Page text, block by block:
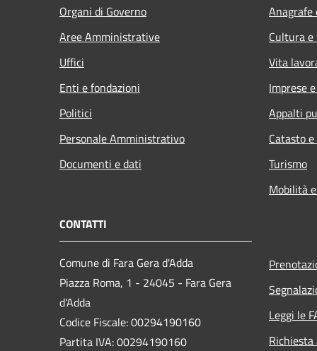
Organi di Governo
Aree Amministrative
Uffici
Enti e fondazioni
Politici
Personale Amministrativo
Documenti e dati
Cultura
Vita
Imprese
Appalti
Catasto
Turismo
Mobilità
CONTATTI
Comune di Fara Gera d'Adda
Piazza Roma, 1 - 24045 - Fara Gera
d'Adda
Codice Fiscale: 00294190160
Partita IVA: 00294190160
Leggi le